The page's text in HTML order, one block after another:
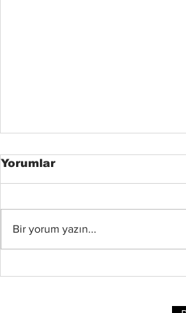
Yorumlar
Bir yorum yazın...